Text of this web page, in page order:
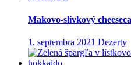
Makovo-slivkový
1. septembra 2021 Dezerty